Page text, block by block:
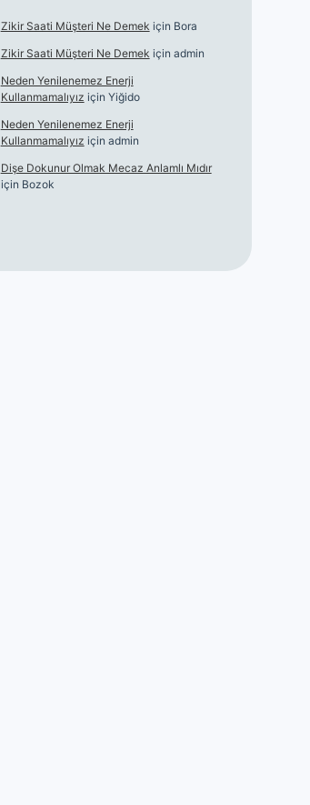
Zikir Saati Müşteri Ne Demek için Bora
Zikir Saati Müşteri Ne Demek için admin
Neden Yenilenemez Enerji
Kullanmamalıyız için Yiğido
Neden Yenilenemez Enerji
Kullanmamalıyız için admin
Dişe Dokunur Olmak Mecaz Anlamlı Mıdır
için Bozok